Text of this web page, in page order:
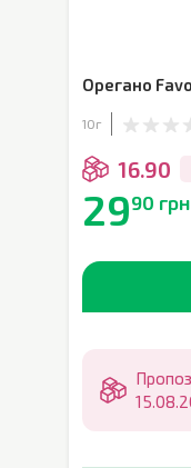
Орегано
10г
16.90
2990 грн